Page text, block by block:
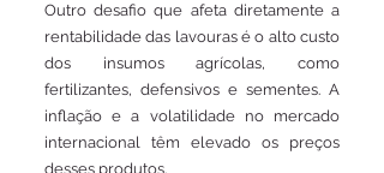
Outro desafio que afeta diretamente a
rentabilidade das lavouras é o alto custo
dos insumos agrícolas, como
fertilizantes, defensivos e sementes. A
inflação e a volatilidade no mercado
internacional têm elevado os preços
desses produtos.